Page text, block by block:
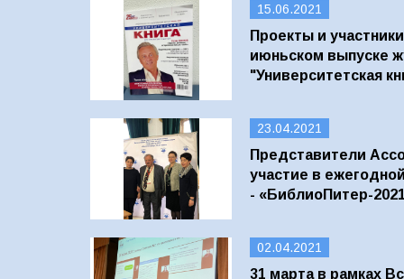
15.06.2021
Проекты и
июньском выпуске
"Университетская
23.04.2021
Представители
участие в
- «БиблиоПитер-
02.04.2021
31 марта в рамках